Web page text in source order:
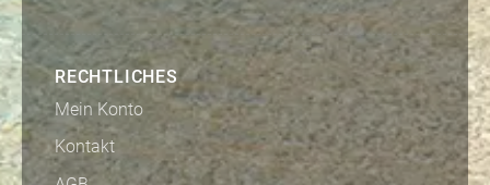
RECHTLICHES
Mein Konto
Kontakt